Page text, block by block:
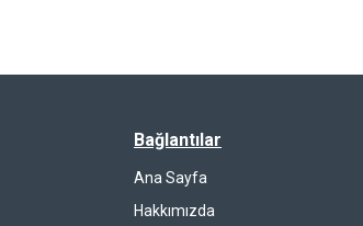
Bağlantılar
Ana Sayfa
Hakkımızda